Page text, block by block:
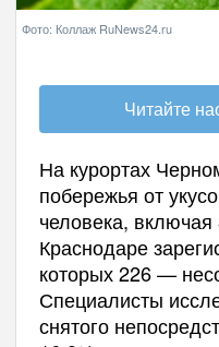
Фото: Коллаж RuNews24.ru
Читайте
На курортах
побережья от
человека,
Краснодаре
которых 226 —
Специалисты
снятого